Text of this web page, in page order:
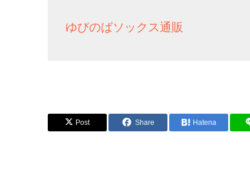
ゆびのばソックス通販
Post Share Hatena